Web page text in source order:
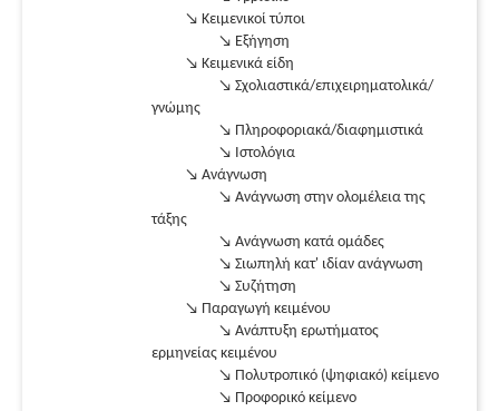
↘ Κειμενικοί τύποι
↘ Εξήγηση
↘ Κειμενικά είδη
↘ Σχολιαστικά/επιχειρηματολικά/
γνώμης
↘ Πληροφοριακά/διαφημιστικά
↘ Ιστολόγια
↘ Ανάγνωση
↘ Ανάγνωση στην ολομέλεια της
τάξης
↘ Ανάγνωση κατά ομάδες
↘ Σιωπηλή κατ' ιδίαν ανάγνωση
↘ Συζήτηση
↘ Παραγωγή κειμένου
↘ Ανάπτυξη ερωτήματος
ερμηνείας κειμένου
↘ Πολυτροπικό (ψηφιακό) κείμενο
↘ Προφορικό κείμενο